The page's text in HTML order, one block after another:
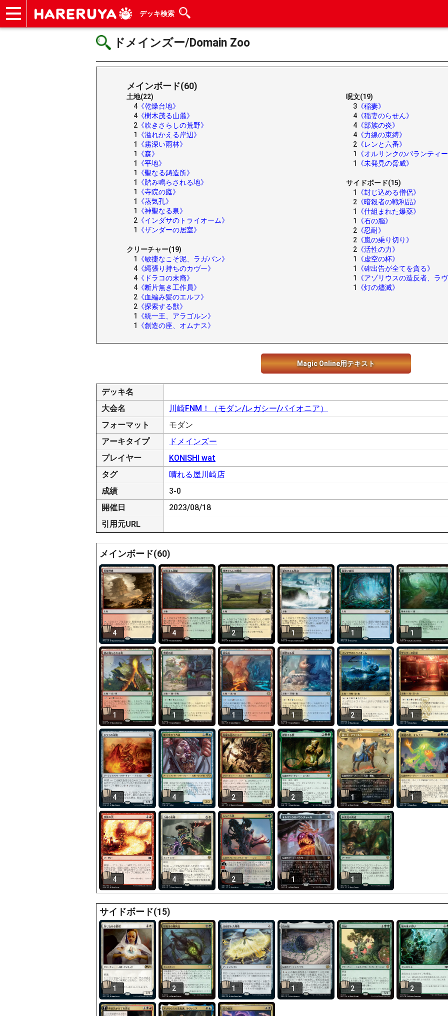
デッキ検索
ドメインズー/Domain Zoo
メインボード(60)
土地(22)
4 《乾燥台地》
4 《樹木茂る山麓》
2 《吹きさらしの荒野》
1
《溢れかえる岸辺》
1
《霧深い雨林》
1
《森》
1
《平地》
1
《聖なる鋳造所》
1
《踏み鳴らされる地》
1
《寺院の庭》
1
《蒸気孔》
1
《神聖なる泉》
2 《インダサのトライオーム》
1
《ザンダーの居室》
クリーチャー(19)
1
《敏捷なこそ泥、ラガバン》
4 《縄張り持ちのカヴー》
4 《ドラコの末裔》
4 《断片無き工作員》
2 《血編み髪のエルフ》
2 《探索する獣》
1
《統一王、アラゴルン》
1
《創造の座、オムナス》
呪文(19)
3 《稲妻》
4 《稲妻のらせん》
4 《部族の炎》
4 《力線の束縛》
2 《レンと六番》
1
《オルサンクのパランティ
1
《未発見の脅威》
サイドボード(15)
1
《封じ込める僧侶》
2 《暗殺者の戦利品》
1
《仕組まれた爆薬》
1
《石の脳》
2 《忍耐》
2 《嵐の乗り切り》
2 《活性の力》
1
《虚空の杯》
1
《碑出告が全てを貪る》
1
《アゾリウスの造反者、ラ
1
《灯の燼滅》
Magic Online用テキスト
デッキ名
大会名
川崎FNM！（モダン/レガシー/パイオニア）
フォーマット
モダン
アーキタイプ
ドメインズー
プレイヤー
KONISHI wat
タグ
晴れる屋川崎店
成績
3-0
開催日
2023/08/18
引用元URL
メインボード(60)
4 4 2 1 1 1
1 1 1 1 2 1
4 4 2 2 1 1
4 4 2 1 1
サイドボード(15)
1 2 1 1 2 2